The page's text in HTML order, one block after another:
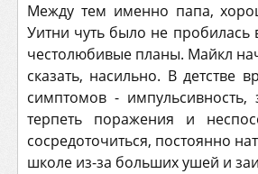
Между тем именно папа,
Уитни чуть было не
честолюбивые планы. Майкл
сказать, насильно. В детстве
симптомов - импульсивность,
терпеть поражения и
сосредоточиться, постоянно
школе из-за больших ушей и